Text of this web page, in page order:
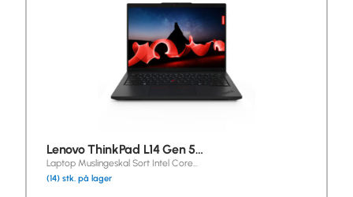
Lenovo ThinkPad L14 Gen 5…
Laptop Muslingeskal Sort Intel Core…
(14) stk. på lager